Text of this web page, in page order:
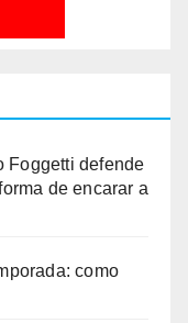
Foggetti defende
de encarar a
como